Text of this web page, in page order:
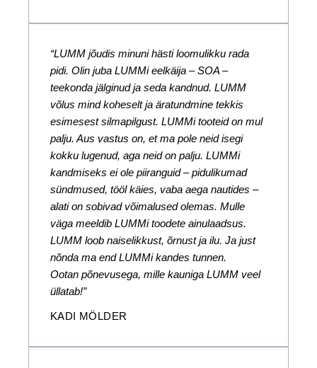
“LUMM jõudis minuni hästi loomulikku rada
pidi. Olin juba LUMMi eelkäija – SOA –
teekonda jälginud ja seda kandnud. LUMM
võlus mind koheselt ja äratundmine tekkis
esimesest silmapilgust. LUMMi tooteid on mul
palju. Aus vastus on, et ma pole neid isegi
kokku lugenud, aga neid on palju. LUMMi
kandmiseks ei ole piiranguid – pidulikumad
sündmused, tööl käies, vaba aega nautides –
alati on sobivad võimalused olemas. Mulle
väga meeldib LUMMi toodete ainulaadsus.
LUMM loob naiselikkust, õrnust ja ilu. Ja just
nõnda ma end LUMMi kandes tunnen.
Ootan põnevusega, mille kauniga LUMM veel
üllatab!”
KADI MÖLDER